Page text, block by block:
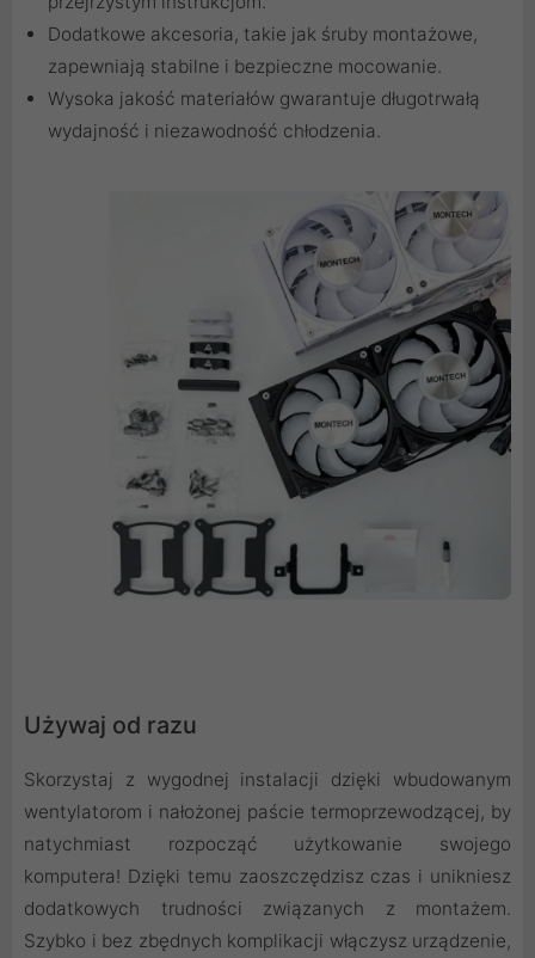
Dodatkowe akcesoria, takie jak śruby montażowe,
zapewniają stabilne i bezpieczne mocowanie.
Wysoka jakość materiałów gwarantuje długotrwałą
wydajność i niezawodność chłodzenia.
Używaj od razu
Skorzystaj z wygodnej instalacji dzięki wbudowanym
wentylatorom i nałożonej paście termoprzewodzącej, by
natychmiast rozpocząć użytkowanie swojego
komputera! Dzięki temu zaoszczędzisz czas i unikniesz
dodatkowych trudności związanych z montażem.
Szybko i bez zbędnych komplikacji włączysz urządzenie,